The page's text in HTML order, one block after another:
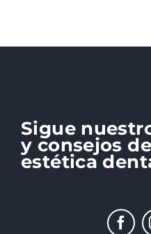
Sigue
y consejos
estética